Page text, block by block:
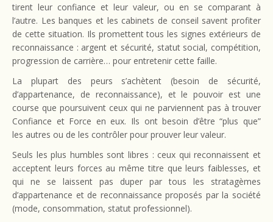
tirent leur confiance et leur valeur, ou en se comparant à
l’autre. Les banques et les cabinets de conseil savent profiter
de cette situation. Ils promettent tous les signes extérieurs de
reconnaissance : argent et sécurité, statut social, compétition,
progression de carrière… pour entretenir cette faille.
La plupart des peurs s’achètent (besoin de sécurité,
d’appartenance, de reconnaissance), et le pouvoir est une
course que poursuivent ceux qui ne parviennent pas à trouver
Confiance et Force en eux. Ils ont besoin d’être “plus que”
les autres ou de les contrôler pour prouver leur valeur.
Seuls les plus humbles sont libres : ceux qui reconnaissent et
acceptent leurs forces au même titre que leurs faiblesses, et
qui ne se laissent pas duper par tous les stratagèmes
d’appartenance et de reconnaissance proposés par la société
(mode, consommation, statut professionnel).